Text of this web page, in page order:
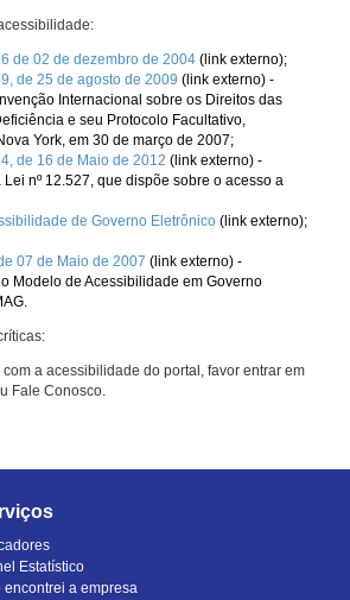
de 02 de dezembro de 2004 (link externo);
de 25 de agosto de 2009 (link externo) -
Internacional sobre os Direitos das
e seu Protocolo Facultativo,
York, em 30 de março de 2007;
de 16 de Maio de 2012 (link externo) -
Lei nº 12.527, que dispõe sobre o acesso a
de Governo Eletrônico (link externo);
07 de Maio de 2007 (link externo) -
Modelo de Acessibilidade em Governo
a acessibilidade do portal, favor entrar em
Fale Conosco.
Estatístico
encontrei a empresa